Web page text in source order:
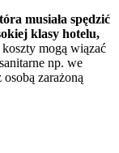
musiała spędzić
klasy hotelu,
mogą wiązać
np. we
zarażoną